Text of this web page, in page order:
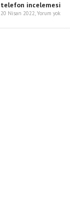
telefon incelemesi
20 Nisan 2022, Yorum yok